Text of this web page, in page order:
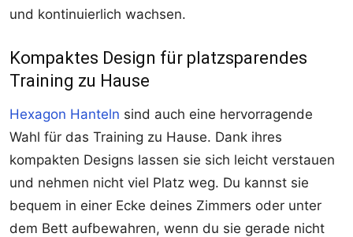
und kontinuierlich wachsen.
Kompaktes Design für platzsparendes
Training zu Hause
Hexagon Hanteln sind auch eine hervorragende
Wahl für das Training zu Hause. Dank ihres
kompakten Designs lassen sie sich leicht verstauen
und nehmen nicht viel Platz weg. Du kannst sie
bequem in einer Ecke deines Zimmers oder unter
dem Bett aufbewahren, wenn du sie gerade nicht